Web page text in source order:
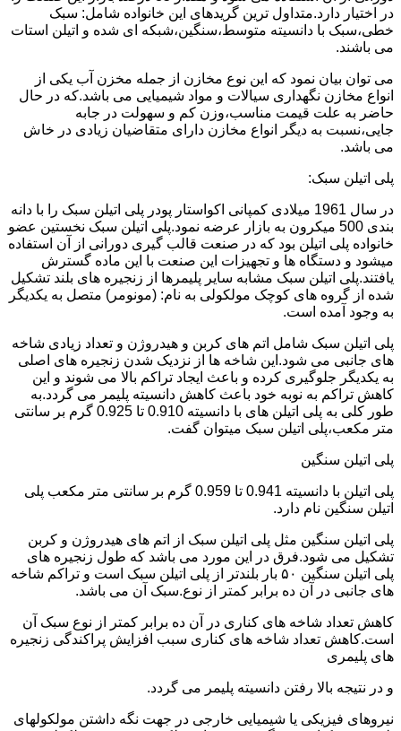
در اختیار دارد.متداول ترین گریدهای این خانواده شامل: سبک
خطی،سبک با دانسیته متوسط،سنگین،شبکه ای شده و اتیلن استات
می باشند.
می توان بیان نمود که این نوع مخازن از جمله مخزن آب یکی از
انواع مخازن نگهداری سیالات و مواد شیمیایی می باشد.که در حال
حاضر به علت قیمت مناسب،وزن کم و سهولت در جابه
جایی،نسبت به دیگر انواع مخازن دارای متقاضیان زیادی در خاش
می باشد.
پلی اتیلن سبک:
در سال 1961 میلادی کمپانی اکواستار پودر پلی اتیلن سبک را با دانه
بندی 500 میکرون به بازار عرضه نمود.پلی اتیلن سبک نخستین عضو
خانواده پلی اتیلن بود که در صنعت قالب گیری دورانی از آن استفاده
میشود و دستگاه ها و تجهیزات این صنعت با این ماده گسترش
یافتند.پلی اتیلن سبک مشابه سایر پلیمرها از زنجیره های بلند تشکیل
شده از گروه های کوچک مولکولی به نام: (مونومر) متصل به یکدیگر
به وجود آمده است.
پلی اتیلن سبک شامل اتم های کربن و هیدروژن و تعداد زیادی شاخه
های جانبی می شود.این شاخه ها از نزدیک شدن زنجیره های اصلی
به یکدیگر جلوگیری کرده و باعث ایجاد تراکم بالا می شوند و این
کاهش تراکم به نوبه خود باعث کاهش دانسیته پلیمر می گردد.به
طور کلی به پلی اتیلن های با دانسیته 0.910 تا 0.925 گرم بر سانتی
متر مکعب،پلی اتیلن سبک میتوان گفت.
پلی اتیلن سنگین
پلی اتیلن با دانسیته 0.941 تا 0.959 گرم بر سانتی متر مکعب پلی
اتیلن سنگین نام دارد.
پلی اتیلن سنگین مثل پلی اتیلن سبک از اتم های هیدروژن و کربن
تشکیل می شود.فرق در این مورد می باشد که طول زنجیره های
پلی اتیلن سنگین ۵۰ بار بلندتر از پلی اتیلن سبک است و تراکم شاخه
های جانبی در آن ده برابر کمتر از نوع.سبک آن می باشد.
کاهش تعداد شاخه های کناری در آن ده برابر کمتر از نوع سبک آن
است.کاهش تعداد شاخه های کناری سبب افزایش پراکندگی زنجیره
های پلیمری
و در نتیجه بالا رفتن دانسیته پلیمر می گردد.
نیروهای فیزیکی یا شیمیایی خارجی در جهت نگه داشتن مولکولهای